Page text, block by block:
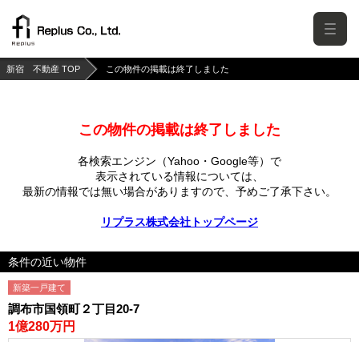
新宿 不動産 TOP この物件の掲載は終了しました
この物件の掲載は終了しました
各検索エンジン（Yahoo・Google等）で
表示されている情報については、
最新の情報では無い場合がありますので、 予めご了承下さい。
リプラス株式会社トップページ
条件の近い物件
新築一戸建て
調布市国領町２丁目20-7
1億280万円